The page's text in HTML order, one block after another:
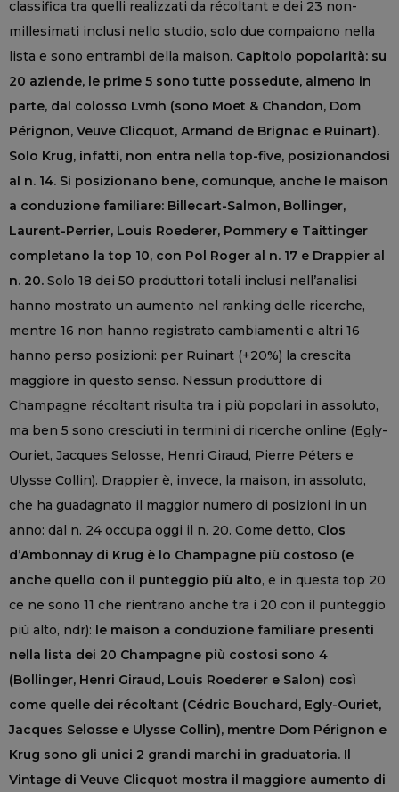
classifica tra quelli realizzati da récoltant e dei 23 non-
millesimati inclusi nello studio, solo due compaiono nella
lista e sono entrambi della maison. Capitolo popolarità: su
20 aziende, le prime 5 sono tutte possedute, almeno in
parte, dal colosso Lvmh (sono Moet & Chandon, Dom
Pérignon, Veuve Clicquot, Armand de Brignac e Ruinart).
Solo Krug, infatti, non entra nella top-five, posizionandosi
al n. 14. Si posizionano bene, comunque, anche le maison
a conduzione familiare: Billecart-Salmon, Bollinger,
Laurent-Perrier, Louis Roederer, Pommery e Taittinger
completano la top 10, con Pol Roger al n. 17 e Drappier al
n. 20. Solo 18 dei 50 produttori totali inclusi nell’analisi
hanno mostrato un aumento nel ranking delle ricerche,
mentre 16 non hanno registrato cambiamenti e altri 16
hanno perso posizioni: per Ruinart (+20%) la crescita
maggiore in questo senso. Nessun produttore di
Champagne récoltant risulta tra i più popolari in assoluto,
ma ben 5 sono cresciuti in termini di ricerche online (Egly-
Ouriet, Jacques Selosse, Henri Giraud, Pierre Péters e
Ulysse Collin). Drappier è, invece, la maison, in assoluto,
che ha guadagnato il maggior numero di posizioni in un
anno: dal n. 24 occupa oggi il n. 20. Come detto, Clos
d’Ambonnay di Krug è lo Champagne più costoso (e
anche quello con il punteggio più alto, e in questa top 20
ce ne sono 11 che rientrano anche tra i 20 con il punteggio
più alto, ndr): le maison a conduzione familiare presenti
nella lista dei 20 Champagne più costosi sono 4
(Bollinger, Henri Giraud, Louis Roederer e Salon) così
come quelle dei récoltant (Cédric Bouchard, Egly-Ouriet,
Jacques Selosse e Ulysse Collin), mentre Dom Pérignon e
Krug sono gli unici 2 grandi marchi in graduatoria. Il
Vintage di Veuve Clicquot mostra il maggiore aumento di